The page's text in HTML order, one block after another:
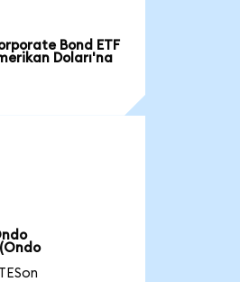
Bond ETF
Doları'na